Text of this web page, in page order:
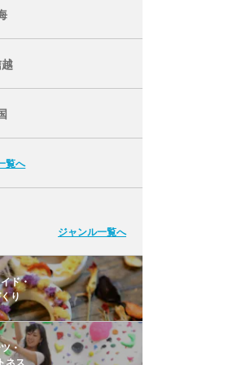
覧へ
ジャンル一覧へ
ド・
り
・
ネス